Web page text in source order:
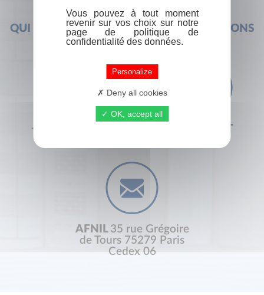
QUI SOMMES-NOUS ?FOIRE AUX QUESTIONS
+33 (0) 1 44 41 29 19 CONTACT
AFNIL 35 rue Grégoire
de Tours 75279 Paris
Cedex 06
Vous pouvez à tout moment
revenir sur vos choix sur notre
page de politique de
confidentialité des données.
Personalize
Deny all cookies
OK, accept all